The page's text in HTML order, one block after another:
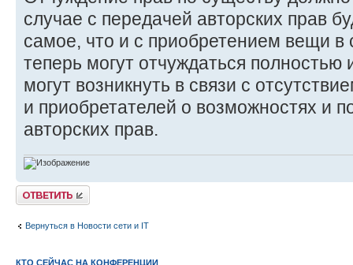
случае с передачей авторских прав
самое, что и с приобретением вещи
теперь могут отчуждаться полностью
могут возникнуть в связи с
и приобретателей о возможностях и
авторских прав.
Ответить
Вернуться в Новости сети и IT
КТО СЕЙЧАС НА КОНФЕРЕНЦИИ